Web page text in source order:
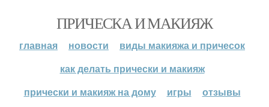
ПРИЧЕСКА И МАКИЯЖ
главная новости
виды макияжа и причесок
как делать прически и макияж
прически и макияж на дому
игры отзывы